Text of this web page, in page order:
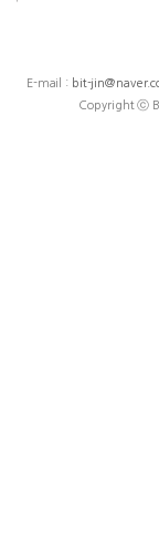
E-mail : bit-
Copyright ⓒ